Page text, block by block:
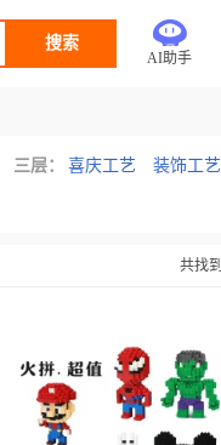
搜索
AI助手
三层： 喜庆工艺 装饰工艺
共找到